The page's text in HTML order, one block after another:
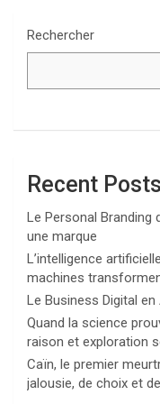
Rechercher
Recent Posts
Le Personal Branding
une marque
L’intelligence
machines
Le Business Digital
Quand la science
raison et exploration
Caïn, le premier
jalousie, de choix et